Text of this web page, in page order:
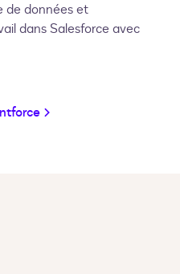
de données et
dans Salesforce avec